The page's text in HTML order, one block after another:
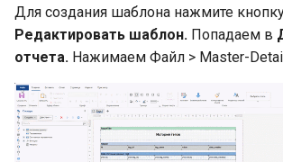
Для создания шаблона нажмите
Редактировать шаблон. Попадаем в
отчета. Нажимаем Файл > Master-